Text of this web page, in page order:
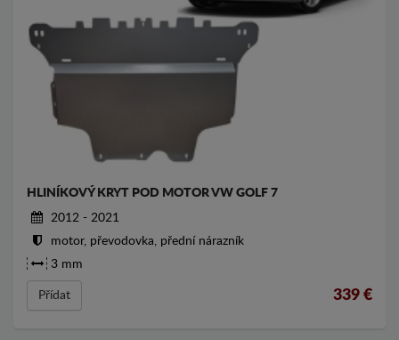
HLINÍKOVÝ KRYT POD MOTOR VW GOLF 7
2012 - 2021
motor, převodovka, přední nárazník
3 mm
Přídat 339 €